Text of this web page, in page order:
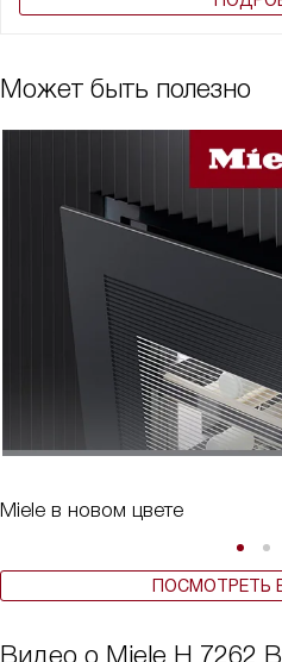
Может быть полезно
Miele в новом цвете
ПОСМОТРЕТЬ
Видео о Miele H 7262